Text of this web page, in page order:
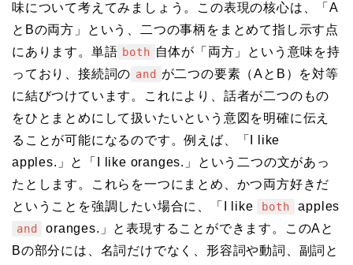
味について考えてみましょう。この表現の核心は、「A
とBの両方」という、二つの事柄をまとめて指し示す点
にあります。単語 both 自体が「両方」という意味を持
っており、接続詞の and
が二つの要素（AとB）を対等
に結びつけています。これにより、話者が二つのもの
をひとまとめにして扱いたいという意図を明確に伝え
ることが可能になるのです。例えば、「I like
apples.」と「I like oranges.」という二つの文があっ
たとします。これらを一つにまとめ、かつ両方好きだ
ということを強調したい場合に、「I like
both apples
and
oranges.」と表現することができます。このAと
Bの部分には、名詞だけでなく、形容詞や動詞、副詞と